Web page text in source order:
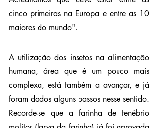
cinco primeiras na Europa e entre as 10
maiores do mundo".
A utilização dos insetos na alimentação
humana, área que é um pouco mais
complexa, está também a avançar, e já
foram dados alguns passos nesse sentido.
Recorde-se que a farinha de tenébrio